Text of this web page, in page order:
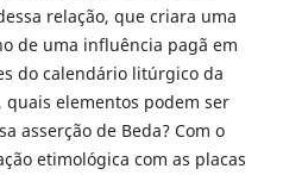
relação, que criara uma
de uma influência pagã em
do calendário litúrgico da
elementos podem ser
asserção de Beda? Com o
etimológica com as placas